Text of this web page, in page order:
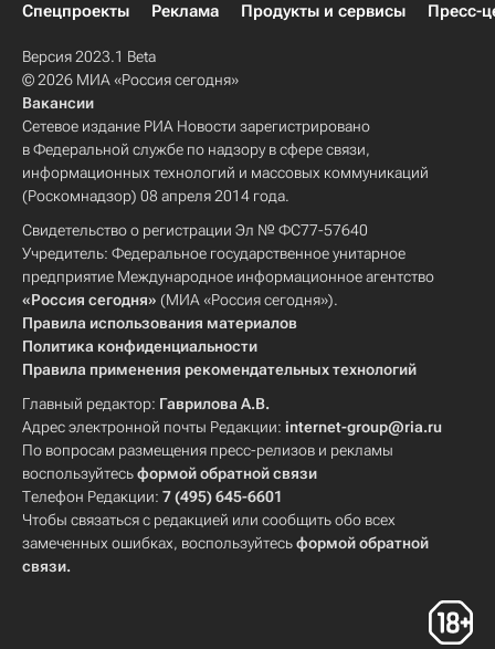
Спецпроекты
Реклама Продукты и сервисы Пресс-
Версия 2023.1 Beta
© 2026 МИА «Россия сегодня»
Вакансии
Сетевое издание РИА Новости зарегистрировано
в Федеральной службе по надзору в сфере связи,
информационных технологий и массовых коммуникаций
(Роскомнадзор) 08 апреля 2014 года.
Свидетельство о регистрации Эл № ФС77-57640
Учредитель: Федеральное государственное унитарное
предприятие Международное информационное агентство
«Россия сегодня» (МИА «Россия сегодня»).
Правила использования материалов
Политика конфиденциальности
Правила применения рекомендательных технологий
Главный редактор: Гаврилова А.В.
Адрес электронной почты Редакции: internet-group@ria.ru
По вопросам размещения пресс-релизов и рекламы
воспользуйтесьформой обратной связи
Телефон Редакции: 7 (495) 645-6601
Чтобы связаться с редакцией или сообщить обо всех
замеченных ошибках, воспользуйтесьформой обратной
связи.